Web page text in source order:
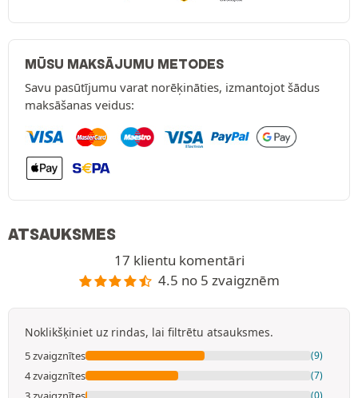
MŪSU MAKSĀJUMU METODES
Savu pasūtījumu varat norēķināties, izmantojot šādus
maksāšanas veidus:
ATSAUKSMES
17 klientu komentāri
4.5 no 5 zvaigznēm
Noklikšķiniet uz rindas, lai filtrētu atsauksmes.
5 zvaigznītes (9)
4 zvaigznītes (7)